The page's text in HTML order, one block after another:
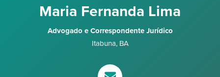
Maria Fernanda Lima
Advogado e Correspondente Jurídico
Itabuna, BA